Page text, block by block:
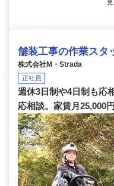
舗装工事の作業スタ
株式会社M・Strada
正社員
週休3日制や4日制も応
応相談。家賃月25,000